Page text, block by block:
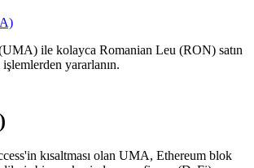
ile kolayca Romanian Leu (RON) satın
yararlanın.
kısaltması olan UMA, Ethereum blok